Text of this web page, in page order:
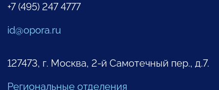
+7 (495) 247 4777
id@opora.ru
127473, г. Москва, 2-й Самотечный пер., д.7.
Региональные отделения